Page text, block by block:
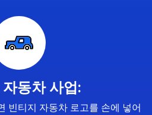
동차 사업:
빈티지 자동차 로고를 손에 넣어